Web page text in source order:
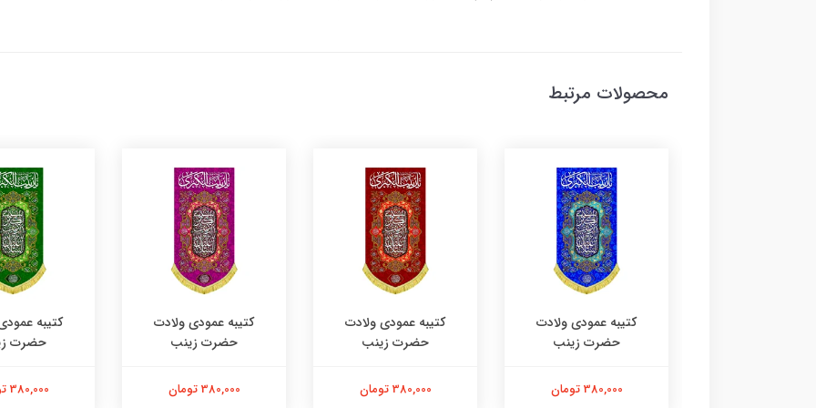
محصولات مرتبط
کتیبه عمودی ولادت
حضرت زینب
380,000 تومان
کتیبه عمودی ولادت
حضرت زینب
380,000 تومان
کتیبه عمودی ولادت
حضرت زینب
380,000 تومان
کتیبه
حضرت
380,000 تومان